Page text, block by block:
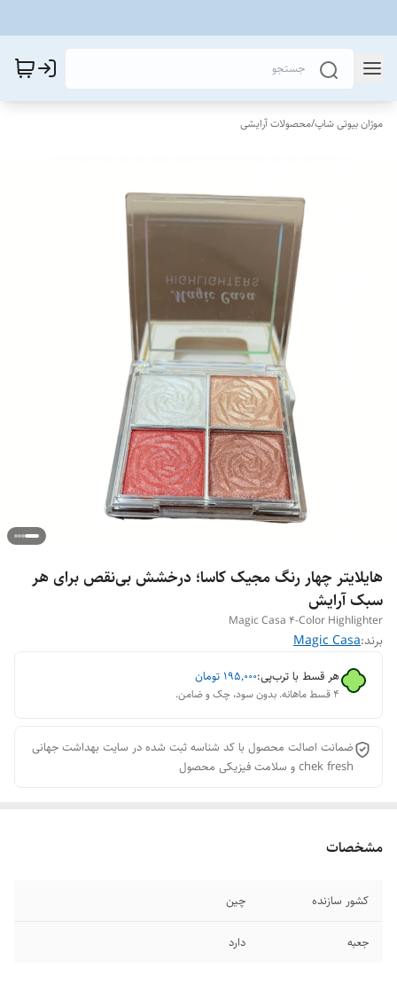
موژان بیوتی شاپ/محصولات آرایشی
هایلایتر چهار رنگ مجیک کاسا؛ درخشش بی‌نقص برای هر
سبک آرایش
Magic Casa 4-Color Highlighter
برند:Magic Casa
هر قسط با ترب‌پی:۱۹۵٬۰۰۰ تومان
۴ قسط ماهانه. بدون سود، چک و ضامن.
ضمانت اصالت محصول با کد شناسه ثبت شده در سایت بهداشت جهانی
chek fresh و سلامت فیزیکی محصول
مشخصات
کشور سازنده چین
جعبه دارد